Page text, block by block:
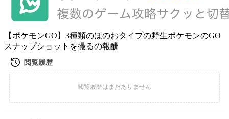
【ポケモンGO】3種類のほのおタイプの野生ポケモンのGO
スナップショットを撮るの報酬